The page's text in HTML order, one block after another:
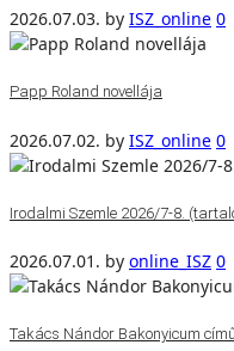
2026.07.03. by ISZ_online 0
Papp Roland novellája
2026.07.02. by ISZ_online 0
Irodalmi Szemle 2026/7-8.
2026.07.01. by online_ISZ 0
Takács Nándor Bakonyicum